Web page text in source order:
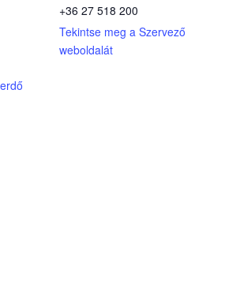
+36 27 518 200
Tekintse meg a Szervező
weboldalát